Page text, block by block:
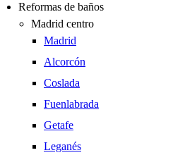
Reformas de baños
Madrid centro
Madrid
Alcorcón
Coslada
Fuenlabrada
Getafe
Leganés